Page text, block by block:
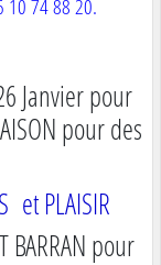
10 74 88 20.
Janvier pour
pour des
et PLAISIR
BARRAN pour